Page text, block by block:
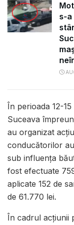
s-a
În perioada 12-
Suceava
au organizat
conducătorilor
sub influența
fost efectuate
aplicate 152 de
de 61.770 lei.
În cadrul acțiunii